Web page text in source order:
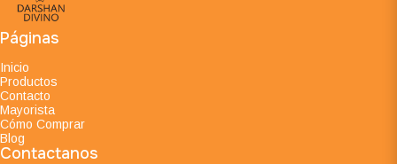
Páginas
Inicio
Productos
Contacto
Mayorista
Cómo Comprar
Blog
Contactanos